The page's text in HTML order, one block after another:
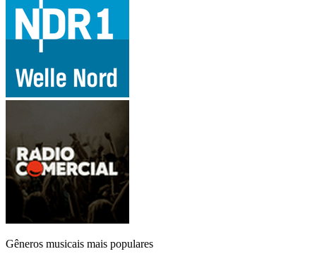
Gêneros musicais mais populares